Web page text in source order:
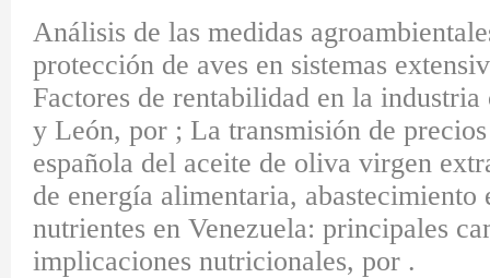
Análisis de las medidas
protección de aves en sistemas
Factores de rentabilidad en la
y León, por ; La transmisión de
española del aceite de oliva virgen
de energía alimentaria, abastecimiento
nutrientes en Venezuela: principales
implicaciones nutricionales, por .